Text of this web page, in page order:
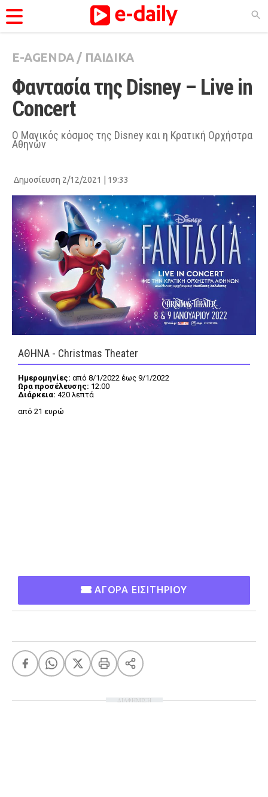
ΚΑΤΗΓΟΡΊΕΣ
Ειδήσεις
Θέματα
Videos
Podcasts
Viral
Life
City Guide
Pop Culture
Agenda
Πάσχα Eurovision
Retro Summer
OMG
AGENDA
Agenda
Επιλογές
E-AGENDA/ ΠΑΙΔΙΚΑ
Φαντασία της Disney – Live in
Concert
Ο Μαγικός κόσμος της Disney και η Κρατική Ορχήστρα
Αθηνών
Δημοσίευση 2/12/2021 | 19:33
ΑΘΗΝΑ - Christmas Theater
Ημερομηνίες: από 8/1/2022 έως 9/1/2022
Ωρα προσέλευσης: 12:00
Διάρκεια: 420 λεπτά
από 21 ευρώ
ΑΓΟΡΑ ΕΙΣΙΤΗΡΙΟΥ
ΔΙΑΦΗΜΙΣΗ